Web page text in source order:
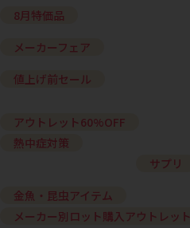
8月特価品
メーカーフェア
値上げ前セール
アウトレット60%OFF
熱中症対策
サプリ
金魚・昆虫アイテム
メーカー別ロット購入アウトレット